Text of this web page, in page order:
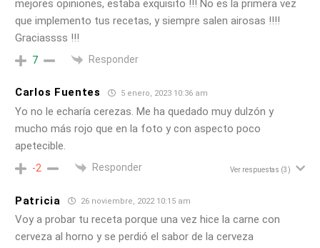
mejores opiniones, estaba exquisito !!! No es la primera vez
que implemento tus recetas, y siempre salen airosas !!!!
Graciassss !!!
7 Responder
Carlos Fuentes 5 enero, 2023 10:36 am
Yo no le echaría cerezas. Me ha quedado muy dulzón y
mucho más rojo que en la foto y con aspecto poco
apetecible.
-2 Responder Ver respuestas (3)
Patricia 26 noviembre, 2022 10:15 am
Voy a probar tu receta porque una vez hice la carne con
cerveza al horno y se perdió el sabor de la cerveza